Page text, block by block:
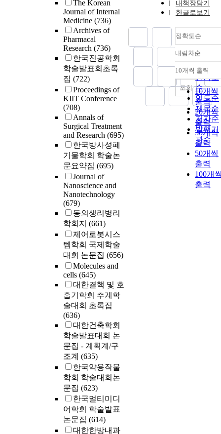
The Korean
Journal of Internal
Medicine (736)
Archives of
Pharmacal
Research (736)
한국진공학회
학술발표회초록
집 (722)
Proceedings of
KIIT Conference
(708)
Annals of
Surgical Treatment
and Research (695)
한국방사성폐
기물학회 학술논
문요약집 (695)
Journal of
Nanoscience and
Nanotechnology
(679)
동의생리병리
학회지 (661)
제어로봇시스
템학회 국제학술
대회 논문집 (656)
Molecules and
cells (645)
대한결핵 및 호
흡기학회 추계학
술대회 초록집
(636)
대한건축학회
학술발표대회 논
문집 - 계획계/구
조계 (635)
한국약용작물
학회 학술대회논
문집 (623)
한국멀티미디
어학회 학술발표
논문집 (614)
대한한방내과
내책장담기
한글로보기
정확도순
정확도
순
인기도
순
연도순
제목순
저자순
발행기
관순
내림차순
내림차
10개씩 출력
10개씩
출력
20개씩
출력
30개씩
출력
50개씩
출력
100개
출력
조회